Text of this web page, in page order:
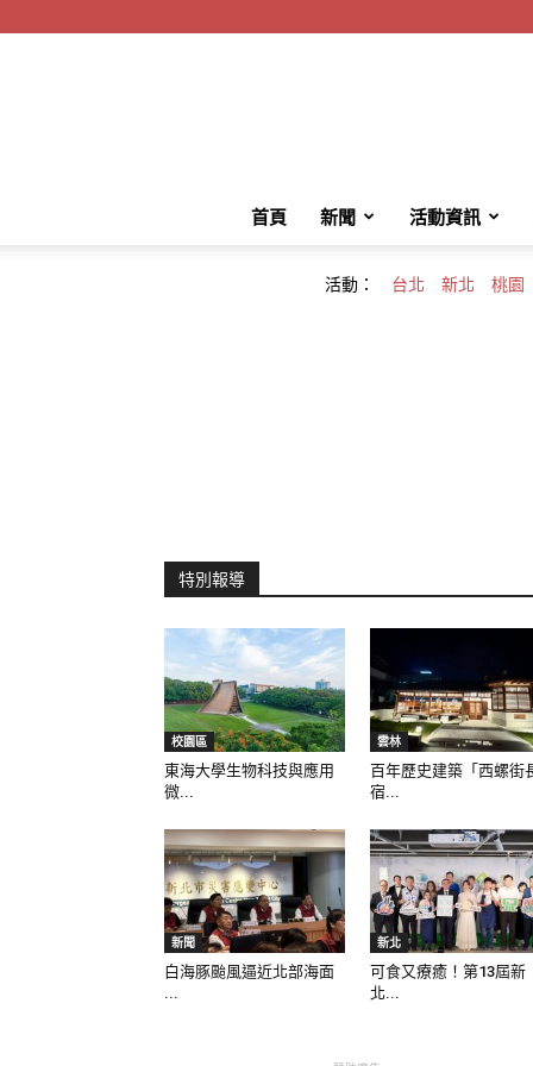
首頁 新聞 活動資訊
活動： 台北 新北 桃園
特別報導
校園區
東海大學生物科技與應用
微...
雲林
百年歷史建築「西螺街
宿...
新聞
白海豚颱風逼近北部海面
...
新北
可食又療癒！第13屆新
北...